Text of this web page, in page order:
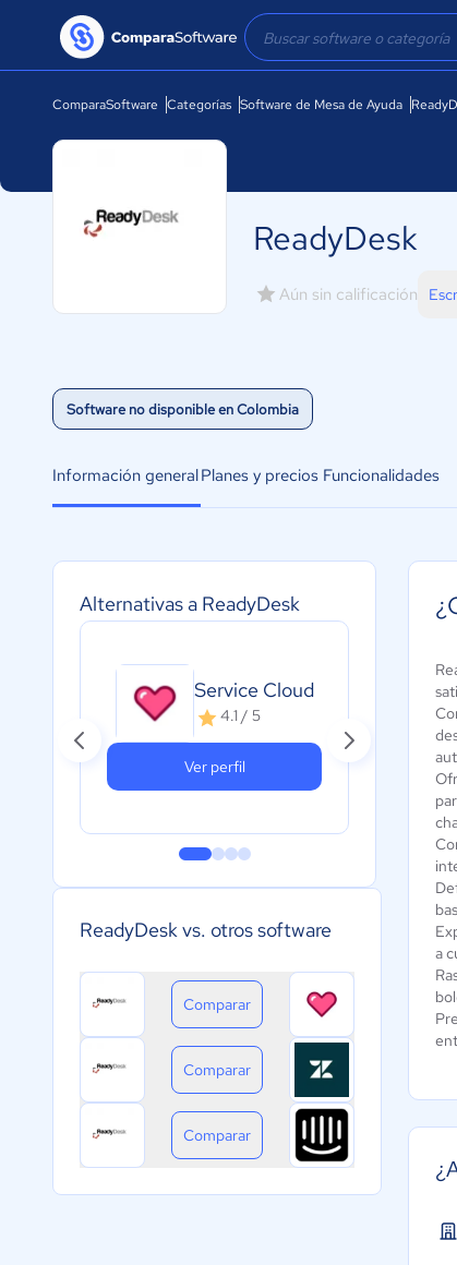
ComparaSoftware Categorías Software de Mesa de Ayuda
ReadyDesk
Aún sin calificación
Software no disponible en Colombia
Información generalPlanes y precios Funcionalidades
Alternativas a ReadyDesk
Service Cloud
4.1 / 5
Ver perfil
ReadyDesk vs. otros software
Comparar
Comparar
Comparar
a